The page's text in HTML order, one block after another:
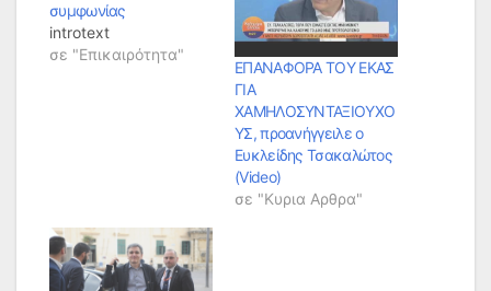
συμφωνίας
introtext
σε "Επικαιρότητα"
ΕΠΑΝΑΦΟΡΑ ΤΟΥ ΕΚΑΣ
ΓΙΑ
ΧΑΜΗΛΟΣΥΝΤΑΞΙΟΥΧΟ
ΥΣ, προανήγγειλε ο
Ευκλείδης Τσακαλώτος
(Video)
σε "Κυρια Αρθρα"